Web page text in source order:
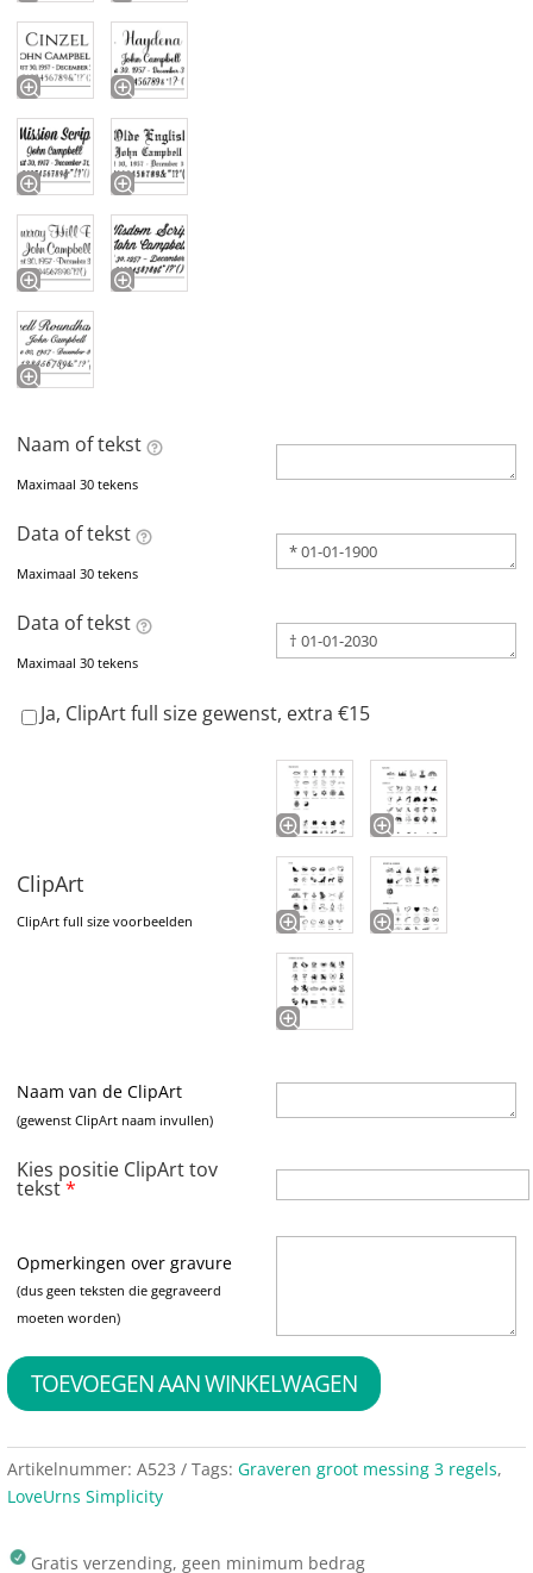
Naam of tekst
Maximaal 30 tekens
Data of tekst
Maximaal 30 tekens
Data of tekst
Maximaal 30 tekens
Ja, ClipArt full size gewenst, extra €15
ClipArt
ClipArt full size voorbeelden
Naam van de ClipArt
(gewenst ClipArt naam invullen)
Kies positie ClipArt tov
tekst*
Opmerkingen over gravure
(dus geen teksten die gegraveerd
moeten worden)
TOEVOEGEN AAN WINKELWAGEN
Artikelnummer: A523 Tags: Graveren groot messing 3 regels,
LoveUrns Simplicity
Gratis verzending, geen minimum bedrag